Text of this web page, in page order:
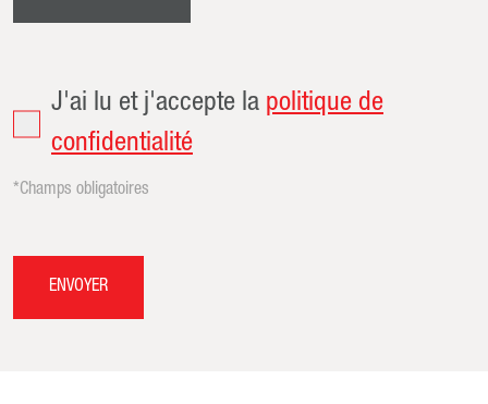
J'ai lu et j'accepte la politique de
confidentialité
*Champs obligatoires
ENVOYER